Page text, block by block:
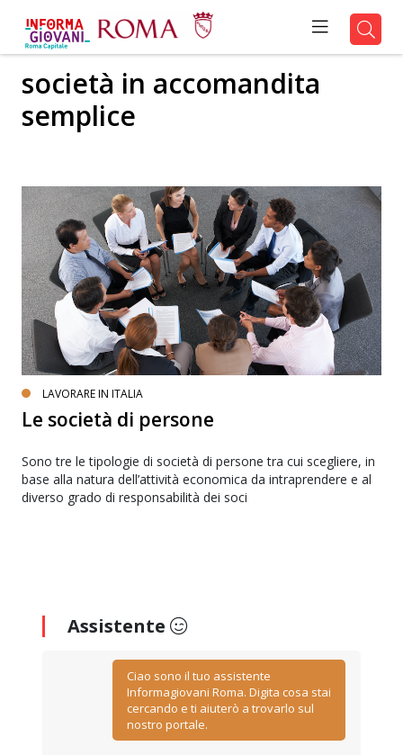
società in accomandita
semplice
LAVORARE IN ITALIA
Le società di persone
Sono tre le tipologie di società di persone tra cui scegliere, in
base alla natura dell’attività economica da intraprendere e al
diverso grado di responsabilità dei soci
Assistente
Ciao sono il tuo assistente
Informagiovani Roma. Digita cosa stai
cercando e ti aiuterò a trovarlo sul
nostro portale.